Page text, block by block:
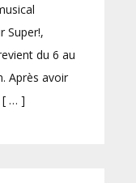
Super!,
du 6 au
Après avoir
[ … ]